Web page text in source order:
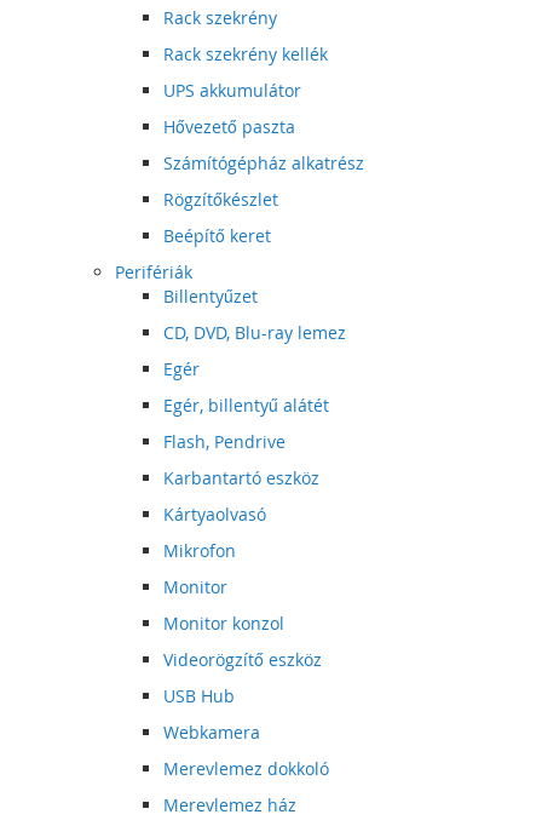
Rack szekrény
Rack szekrény kellék
UPS akkumulátor
Hővezető paszta
Számítógépház alkatrész
Rögzítőkészlet
Beépítő keret
Perifériák
Billentyűzet
CD, DVD, Blu-ray lemez
Egér
Egér, billentyű alátét
Flash, Pendrive
Karbantartó eszköz
Kártyaolvasó
Mikrofon
Monitor
Monitor konzol
Videorögzítő eszköz
USB Hub
Webkamera
Merevlemez dokkoló
Merevlemez ház